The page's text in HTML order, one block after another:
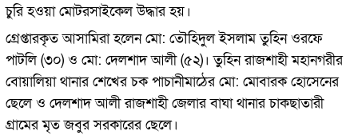
চুরি হওয়া মোটরসাইকেল উদ্ধার হয়।
গ্রেপ্তারকৃত আসামিরা হলেন মো: তৌহিদুল ইসলাম তুহিন ওরফে
পাটলি (৩০) ও মো: দেলশাদ আলী (৫২)। তুহিন রাজশাহী মহানগরীর
বোয়ালিয়া থানার শেখের চক পাচানীমাঠের মো: মোবারক হোসেনের
ছেলে ও দেলশাদ আলী রাজশাহী জেলার বাঘা থানার চাকছাতারী
গ্রামের মৃত জবুর সরকারের ছেলে।